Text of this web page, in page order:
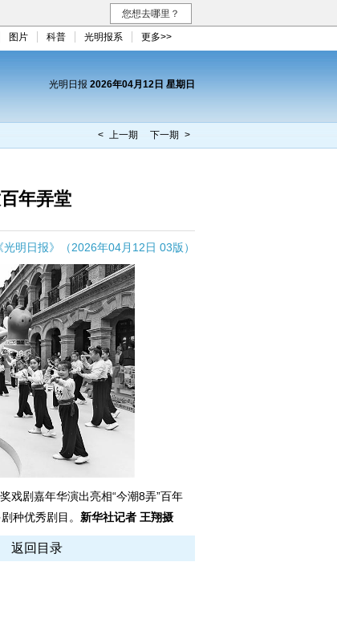
您想去哪里？
图片 科普 光明报系 更多>>
光明日报 2026年04月12日 星期日
< 上一期 下一期 >
年弄堂
《光明日报》（2026年04月12日 03版）
剧嘉年华演出亮相“今潮8弄”百年
种优秀剧目。 新华社记者 王翔摄
返回目录